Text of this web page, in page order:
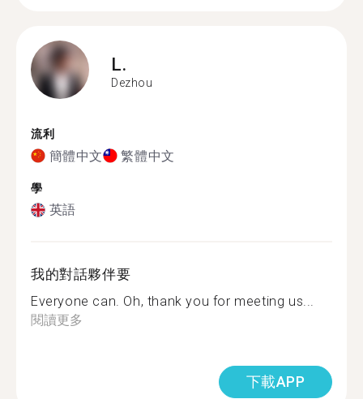
L.
Dezhou
流利
簡體中文 繁體中文
學
英語
我的對話夥伴要
Everyone can. Oh, thank you for meeting us...
閱讀更多
下載APP